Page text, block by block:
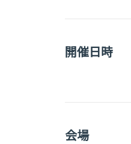
開催日時
会場